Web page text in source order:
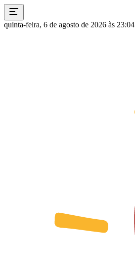
quinta-feira, 6 de agosto de 2026 às 23:04